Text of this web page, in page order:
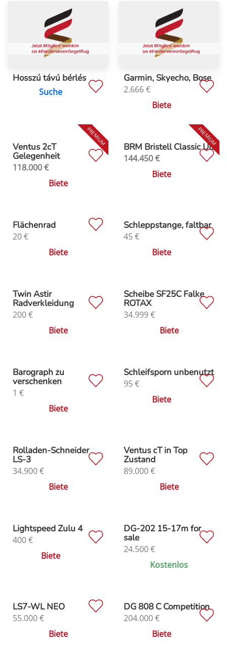
Hosszú távú bérlés
Suche
Garmin, Skyecho, Bose
2.666€
Biete
Ventus 2cT
Gelegenheit
118.000€
Biete
BRM Bristell Classic UL
144.450€
Biete
Flächenrad
20€
Biete
Schleppstange, faltbar
45€
Biete
Twin Astir
Radverkleidung
200€
Biete
Scheibe SF25C Falke
ROTAX
34.999€
Biete
Barograph zu
verschenken
1 €
Biete
Schleifsporn unbenutzt
95€
Biete
Rolladen-Schneider
LS-3
34.900€
Biete
Ventus cT in Top
Zustand
89.000€
Biete
Lightspeed Zulu 4
400€
Biete
DG-202 15-17m for
sale
24.500€
Kostenlos
LS7-WL NEO
55.000€
Biete
DG 808 C Competition
204.000€
Biete